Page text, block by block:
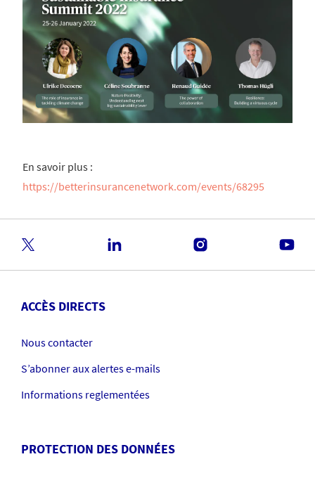
En savoir plus :
https://betterinsurancenetwork.com/events/68295
ACCÈS DIRECTS
Nous contacter
S’abonner aux alertes e-mails
Informations reglementées
PROTECTION DES DONNÉES